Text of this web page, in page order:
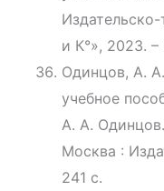
и К°», 2023. –
Одинцов, А.
учебное
А. А.
Москва :
241 с.